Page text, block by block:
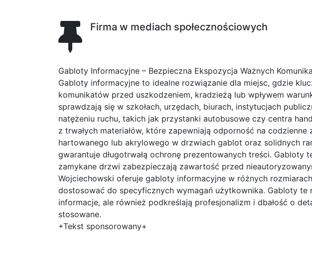
Firma w mediach społecznościowych
Gabloty Informacyjne – Bezpieczna Ekspozycja Ważnych
Gabloty informacyjne to idealne rozwiązanie dla miejsc, gdzie
komunikatów przed uszkodzeniem, kradzieżą lub wpływem
sprawdzają się w szkołach, urzędach, biurach, instytucjach
natężeniu ruchu, takich jak przystanki autobusowe czy centra
z trwałych materiałów, które zapewniają odporność na codzienne
hartowanego lub akrylowego w drzwiach gablot oraz solidnych
gwarantuje długotrwałą ochronę prezentowanych treści. Gabloty
zamykane drzwi zabezpieczają zawartość przed
Wojciechowski oferuje gabloty informacyjne w różnych
dostosować do specyficznych wymagań użytkownika. Gabloty te
informacje, ale również podkreślają profesjonalizm i dbałość o
stosowane.
+Tekst sponsorowany+